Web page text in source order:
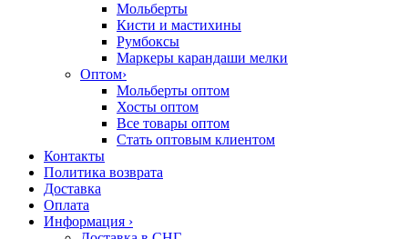
Мольберты
Кисти и мастихины
Румбоксы
Маркеры карандаши мелки
Оптом›
Мольберты оптом
Хосты оптом
Все товары оптом
Стать оптовым клиентом
Контакты
Политика возврата
Доставка
Оплата
Информация ›